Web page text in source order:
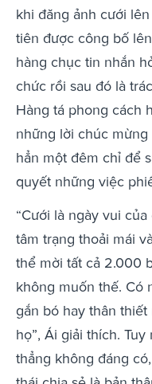
khi đăng ảnh cưới
tiên được công bố
hàng chục tin nhắn
chức rồi sau đó là
Hàng tá phong cách
những lời chúc
hẳn một đêm chỉ để
quyết những việc
“Cưới là ngày vui
tâm trạng thoải mái
thể mời tất cả 2.000
không muốn thế. Có
gắn bó hay thân
họ”, Ái giải thích.
thẳng không đáng